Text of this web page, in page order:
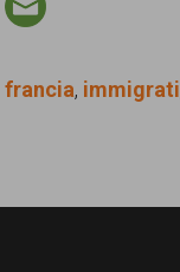
francia, immigrati